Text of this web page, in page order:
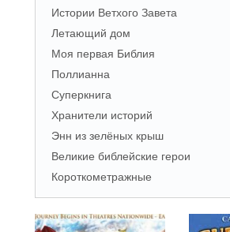
Истории Ветхого Завета
Летающий дом
Моя первая Библия
Поллианна
Суперкнига
Хранители историй
Энн из зелёных крыш
Великие библейские герои
Короткометражные